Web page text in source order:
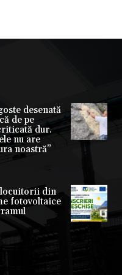
desenată
de pe
dur.
nu are
noastră”
locuitorii din
fotovoltaice